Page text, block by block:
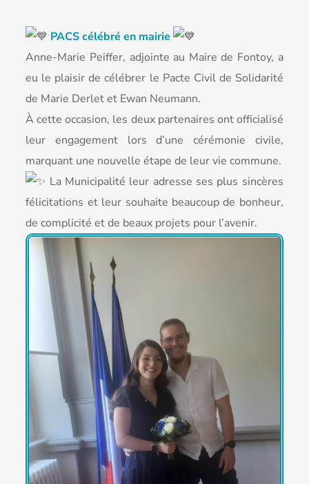
PACS célébré en mairie
Anne-Marie Peiffer, adjointe au Maire de Fontoy, a
eu le plaisir de célébrer le Pacte Civil de Solidarité
de Marie Derlet et Ewan Neumann.
À cette occasion, les deux partenaires ont officialisé
leur engagement lors d’une cérémonie civile,
marquant une nouvelle étape de leur vie commune.
La Municipalité leur adresse ses plus sincères
félicitations et leur souhaite beaucoup de bonheur,
de complicité et de beaux projets pour l’avenir.